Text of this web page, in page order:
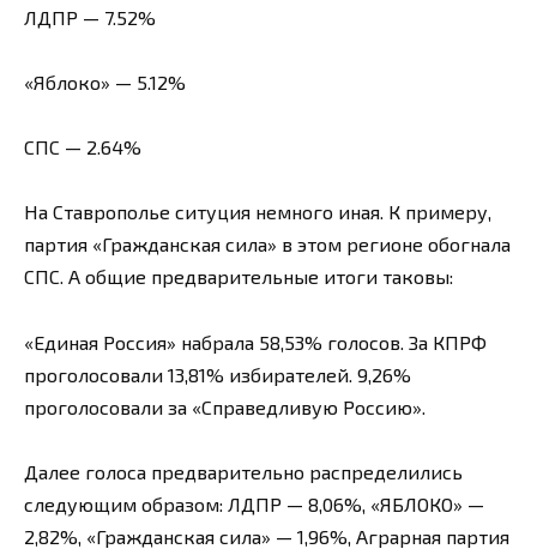
ЛДПР — 7.52%
«Яблоко» — 5.12%
СПС — 2.64%
На Ставрополье ситуция немного иная. К примеру,
партия «Гражданская сила» в этом регионе обогнала
СПС. А общие предварительные итоги таковы:
«Единая Россия» набрала 58,53% голосов. За КПРФ
проголосовали 13,81% избирателей. 9,26%
проголосовали за «Справедливую Россию».
Далее голоса предварительно распределились
следующим образом: ЛДПР — 8,06%, «ЯБЛОКО» —
2,82%, «Гражданская сила» — 1,96%, Аграрная партия